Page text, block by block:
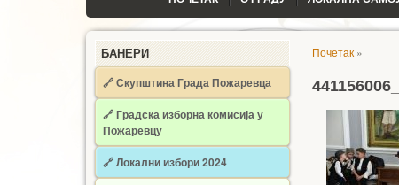
БАНЕРИ
🔗 Скупштина Града Пожаревца
🔗Градска изборна комисија у
Пожаревцу
🔗 Локални избори 2024
Почетак »